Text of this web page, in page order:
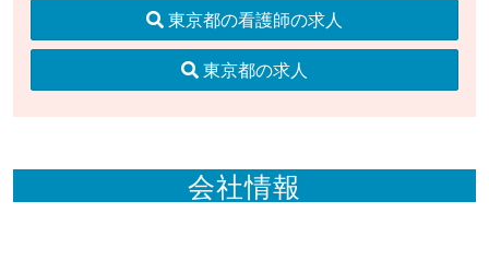
東京都の看護師の求人
東京都の求人
会社情報